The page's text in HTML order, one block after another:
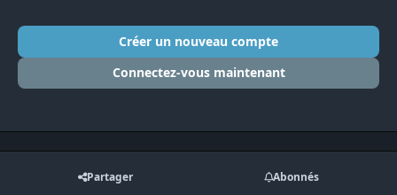
Créer un nouveau compte
Connectez-vous maintenant
Partager Abonnés